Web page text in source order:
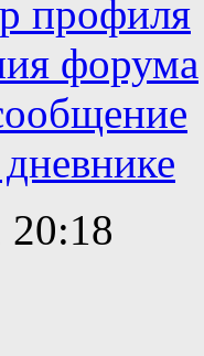
профиля
форума
20:18